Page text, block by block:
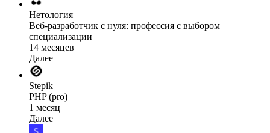
Нетология
Веб-разработчик с нуля: профессия с выбором
специализации
14 месяцев
Далее
Stepik
PHP (pro)
1 месяц
Далее